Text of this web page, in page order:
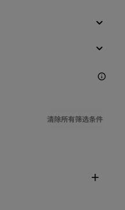
清除所有筛选条件